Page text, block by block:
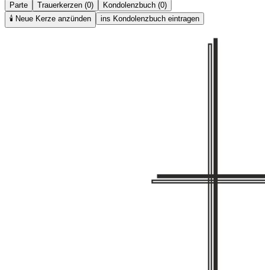
Parte Trauerkerzen (0)
Kondolenzbuch (0)
🕯️ Neue Kerze anzünden ins Kondolenzbuch eintragen